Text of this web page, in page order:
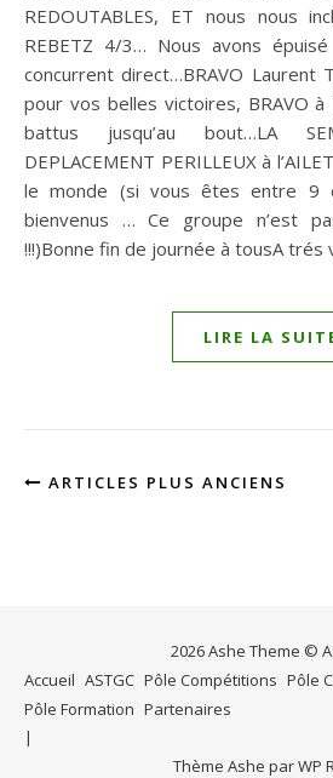
REDOUTABLES, ET nous nous
REBETZ 4/3… Nous avons
concurrent direct…BRAVO Laurent
pour vos belles victoires, BRAVO
battus jusqu’au bout…LA
DEPLACEMENT PERILLEUX à
le monde (si vous êtes entre 9
bienvenus … Ce groupe n’est
!!!)Bonne fin de journée à tousA
LIRE LA
ARTICLES PLUS ANCIENS
2026 Ashe Theme ©
Accueil ASTGC Pôle Compétitions Pôle
Pôle Formation Partenaires
Thème Ashe parWP